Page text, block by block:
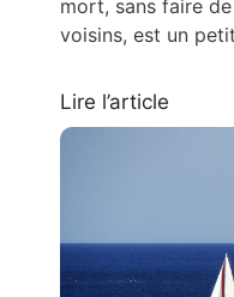
mort, sans faire
voisins, est un
Lire l’article